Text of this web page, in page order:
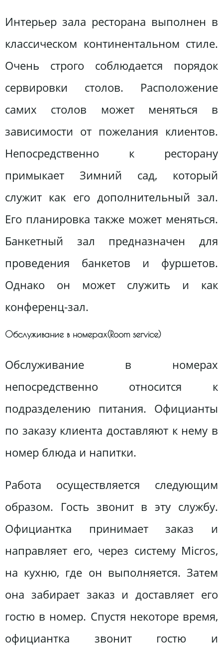
Интерьер зала ресторана выполнен в
классическом континентальном стиле.
Очень строго соблюдается порядок
сервировки столов. Расположение
самих столов может меняться в
зависимости от пожелания клиентов.
Непосредственно к ресторану
примыкает Зимний сад, который
служит как его дополнительный зал.
Его планировка также может меняться.
Банкетный зал предназначен для
проведения банкетов и фуршетов.
Однако он может служить и как
конференц-зал.
Обслуживание в номерах(Room service)
Обслуживание в номерах
непосредственно относится к
подразделению питания. Официанты
по заказу клиента доставляют к нему в
номер блюда и напитки.
Работа осуществляется следующим
образом. Гость звонит в эту службу.
Официантка принимает заказ и
направляет его, через систему Micros,
на кухню, где он выполняется. Затем
она забирает заказ и доставляет его
гостю в номер. Спустя некоторе время,
официантка звонит гостю и